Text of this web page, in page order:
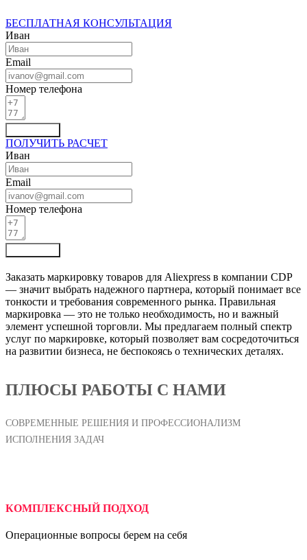
БЕСПЛАТНАЯ КОНСУЛЬТАЦИЯ
Иван
Email
Номер телефона
ПОЛУЧИТЬ РАСЧЕТ
Иван
Email
Номер телефона
Заказать маркировку товаров для Aliexpress в компании CDP
— значит выбрать надежного партнера, который понимает все
тонкости и требования современного рынка. Правильная
маркировка — это не только необходимость, но и важный
элемент успешной торговли. Мы предлагаем полный спектр
услуг по маркировке, который позволяет вам сосредоточиться
на развитии бизнеса, не беспокоясь о технических деталях.
ПЛЮСЫ РАБОТЫ С НАМИ
СОВРЕМЕННЫЕ РЕШЕНИЯ И ПРОФЕССИОНАЛИЗМ
ИСПОЛНЕНИЯ ЗАДАЧ
КОМПЛЕКСНЫЙ ПОДХОД
Операционные вопросы берем на себя